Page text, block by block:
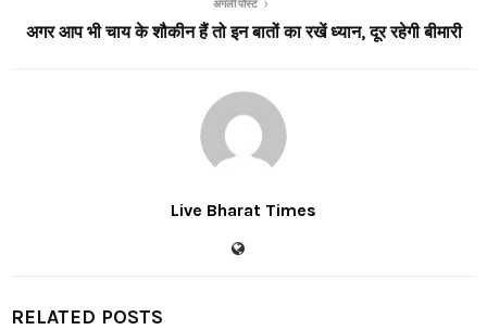
अगली पोस्ट
अगर आप भी चाय के शौकीन हैं तो इन बातों का रखें ध्यान, दूर रहेगी बीमारी
Live Bharat Times
RELATED POSTS